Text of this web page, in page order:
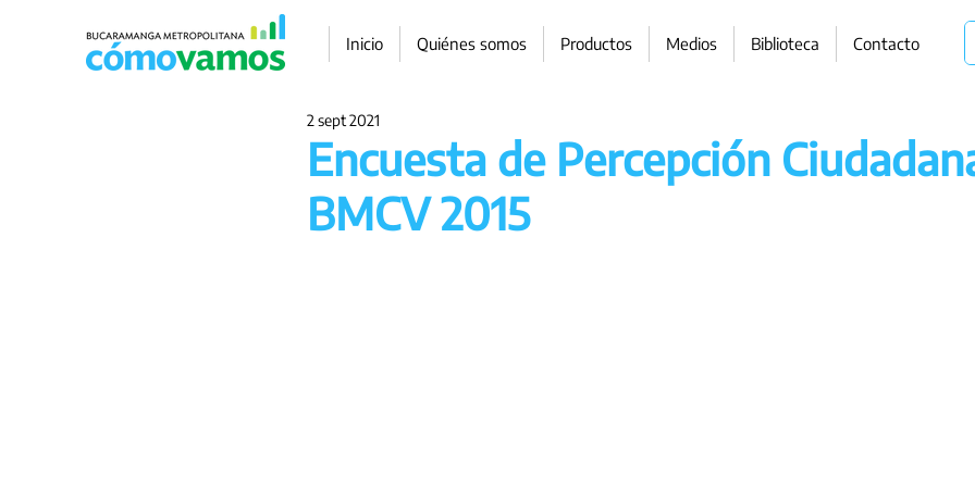
Inicio Quiénes somos Productos Medios Biblioteca Contacto
Encuesta de Percepción
BMCV 2015
2 sept 2021